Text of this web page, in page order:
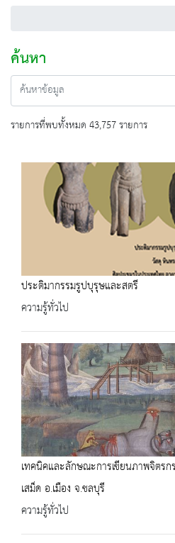
ค้นหา
รายการที่พบทั้งหมด 43,757 รายการ
ประติมากรรมรูปบุรุษและสตรี
ความรู้ทั่วไป
เทคนิคและลักษณะการเขียนภาพจิตรก
เสม็ด อ.เมือง จ.ชลบุรี
ความรู้ทั่วไป